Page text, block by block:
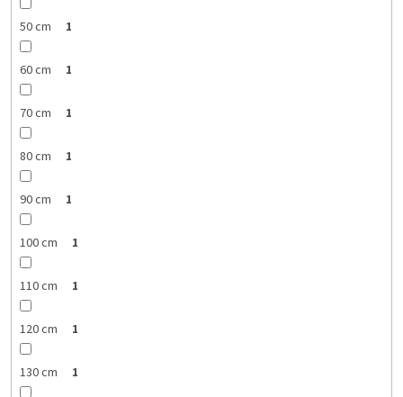
50 cm 1
60 cm 1
70 cm 1
80 cm 1
90 cm 1
100 cm 1
110 cm 1
120 cm 1
130 cm 1